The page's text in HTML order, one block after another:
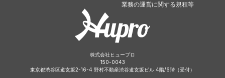
業務の運営に関する規程等
株式会社ヒュープロ
150-0043
東京都渋谷区道玄坂2-16-4 野村不動産渋谷道玄坂ビル 4階/6階（受付）